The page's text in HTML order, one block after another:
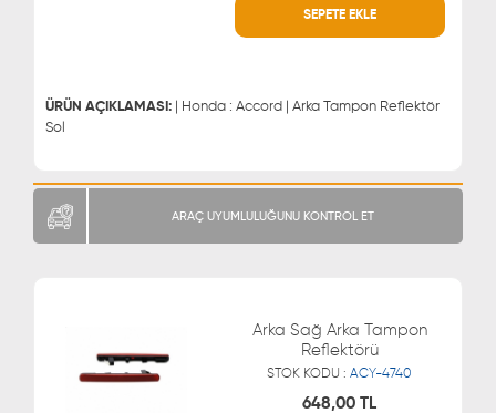
SEPETE EKLE
ÜRÜN AÇIKLAMASI: | Honda : Accord | Arka Tampon Reflektör
Sol
MÜŞTERİ HİZMETLERİ
ARAÇ UYUMLULUĞUNU KONTROL ET
Arka Sağ Arka Tampon
Reflektörü
STOK KODU :ACY-4740
648,00 TL